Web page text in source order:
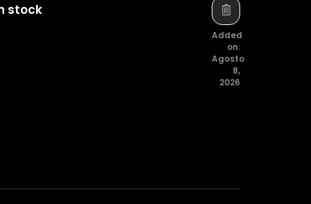
stock
Added
on:
Agosto
8,
2026